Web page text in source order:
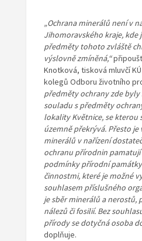
„Ochrana minerálů není v
Jihomoravského kraje, kde
předměty tohoto zvláště
výslovně zmíněná,“
Knotková, tisková mluvčí
kolegů Odboru životního
předměty ochrany zde byly
souladu s předměty
lokality Květnice, se kterou
územně překrývá. Přesto je
minerálů v nařízení
ochranu přírodnin pamatují
podmínky přírodní památky
činnostmi, které je možné
souhlasem příslušného
je sběr minerálů a nerostů,
nálezů či fosilií. Bez
přírody se dotyčnáosoba
doplňuje.